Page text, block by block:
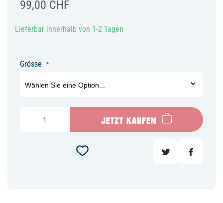
99,00 CHF
Lieferbar innerhalb von 1-2 Tagen
Grösse
JETZT KAUFEN